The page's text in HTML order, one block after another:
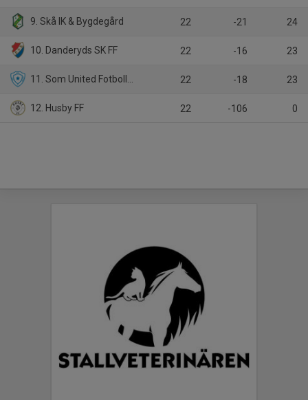
9. Skå IK & Bygdegård 22 -21 24
10. Danderyds SK FF 22 -16 23
11. Som United Fotbollsförening 22 -18 23
12. Husby FF 22 -106 0